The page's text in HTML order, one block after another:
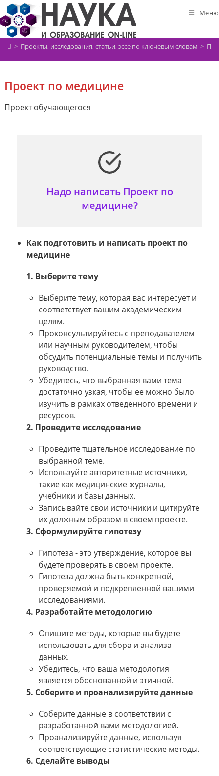
Перейти
к
содержимому
Меню
> Проекты, исследования, статьи, эссе по ключевым словам >
Проект по медицине
Проект обучающегося
Надо написать Проект по
медицине?
Как подготовить и написать проект по
медицине
1. Выберите тему
Выберите тему, которая вас интересует и
соответствует вашим академическим
целям.
Проконсультируйтесь с преподавателем
или научным руководителем, чтобы
обсудить потенциальные темы и получить
руководство.
Убедитесь, что выбранная вами тема
достаточно узкая, чтобы ее можно было
изучить в рамках отведенного времени и
ресурсов.
2. Проведите исследование
Проведите тщательное исследование по
выбранной теме.
Используйте авторитетные источники,
такие как медицинские журналы,
учебники и базы данных.
Записывайте свои источники и цитируйте
их должным образом в своем проекте.
3. Сформулируйте гипотезу
Гипотеза - это утверждение, которое вы
будете проверять в своем проекте.
Гипотеза должна быть конкретной,
проверяемой и подкрепленной вашими
исследованиями.
4. Разработайте методологию
Опишите методы, которые вы будете
использовать для сбора и анализа
данных.
Убедитесь, что ваша методология
является обоснованной и этичной.
5. Соберите и проанализируйте данные
Соберите данные в соответствии с
разработанной вами методологией.
Проанализируйте данные, используя
соответствующие статистические методы.
6. Сделайте выводы